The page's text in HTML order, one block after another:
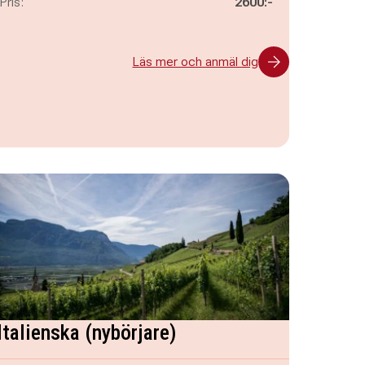
Läs mer och anmäl dig
(nybörjare)